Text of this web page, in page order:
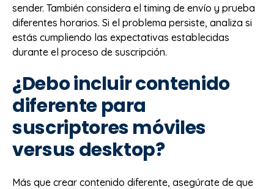
sender. También considera el timing de envío y prueba
diferentes horarios. Si el problema persiste, analiza si
estás cumpliendo las expectativas establecidas
durante el proceso de suscripción.
¿Debo incluir contenido
diferente para
suscriptores móviles
versus desktop?
Más que crear contenido diferente, asegúrate de que